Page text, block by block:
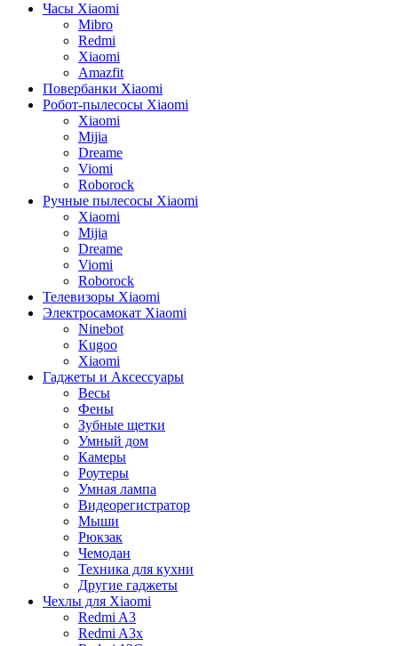
Часы Xiaomi
Mibro
Redmi
Xiaomi
Amazfit
Повербанки Xiaomi
Робот-пылесосы Xiaomi
Xiaomi
Mijia
Dreame
Viomi
Roborock
Ручные пылесосы Xiaomi
Xiaomi
Mijia
Dreame
Viomi
Roborock
Телевизоры Xiaomi
Электросамокат Xiaomi
Ninebot
Kugoo
Xiaomi
Гаджеты и Аксессуары
Весы
Фены
Зубные щетки
Умный дом
Камеры
Роутеры
Умная лампа
Видеорегистратор
Мыши
Рюкзак
Чемодан
Техника для кухни
Другие гаджеты
Чехлы для Xiaomi
Redmi A3
Redmi A3x